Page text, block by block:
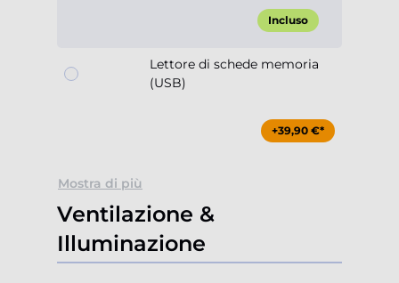
Incluso
Lettore di schede memoria
(USB)
+39,90 €*
Mostra di più
Ventilazione &
Illuminazione